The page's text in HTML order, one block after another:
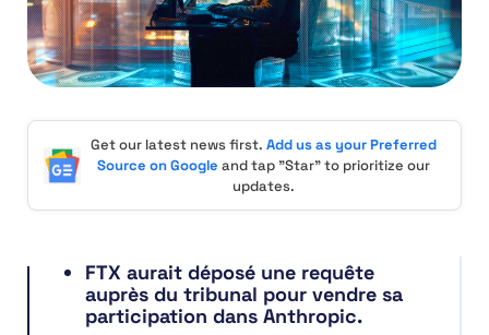
Get our latest news first. Add us as your Preferred
Source on Google and tap "Star" to prioritize our
updates.
FTX aurait déposé une requête
auprès du tribunal pour vendre sa
participation dans Anthropic.